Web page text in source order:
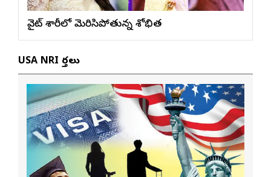
వైట్ శారీలో మెరిసిపోతున్న శోభిత
USA NRI వార్తలు